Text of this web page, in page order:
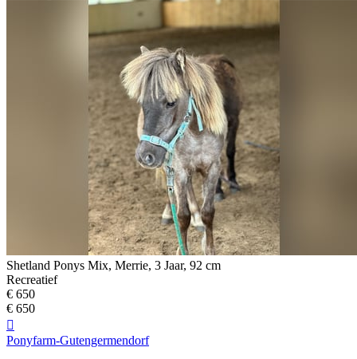
Shetland Ponys Mix, Merrie, 3 Jaar, 92 cm
Recreatief
€ 650
€ 650

Ponyfarm-Gutengermendorf